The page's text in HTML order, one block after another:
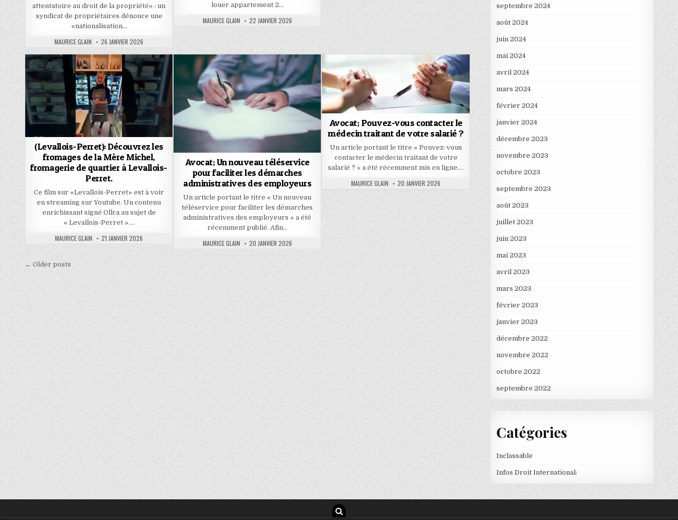
attentatoire au droit de la propriété» : un
syndicat de propriétaires dénonce une
«nationalisation…
AUTHOR:
MAURICE GLAIN PUBLISHED
DATE:
26 JANVIER 2026
louer appartement 2…
AUTHOR:
MAURICE GLAIN PUBLISHED
DATE:
22 JANVIER 2026
(Levallois-Perret): Découvrez les
fromages de la Mère Michel,
fromagerie de quartier à Levallois-
Perret.
Ce film sur «Levallois-Perret» est à voir
en streaming sur Youtube. Un contenu
enrichissant signé Ollca au sujet de
« Levallois-Perret »….
AUTHOR:
MAURICE GLAIN PUBLISHED
DATE:
21 JANVIER 2026
Avocat; Un nouveau téléservice
pour faciliter les démarches
administratives des employeurs
Un article portant le titre « Un nouveau
téléservice pour faciliter les démarches
administratives des employeurs » a été
récemment publié. Afin…
AUTHOR:
MAURICE GLAIN PUBLISHED
DATE:
20 JANVIER 2026
Avocat; Pouvez-vous contacter le
médecin traitant de votre salarié ?
Un article portant le titre « Pouvez-vous
contacter le médecin traitant de votre
salarié ? » a été récemment mis en ligne….
AUTHOR:
MAURICE GLAIN PUBLISHED
DATE:
20 JANVIER 2026
Navigation
des
articles
← Older posts
septembre 2024
août 2024
juin 2024
mai 2024
avril 2024
mars 2024
février 2024
janvier 2024
décembre 2023
novembre 2023
octobre 2023
septembre 2023
août 2023
juillet 2023
juin 2023
mai 2023
avril 2023
mars 2023
février 2023
janvier 2023
décembre 2022
novembre 2022
octobre 2022
septembre 2022
Catégories
Inclassable
Infos Droit International: